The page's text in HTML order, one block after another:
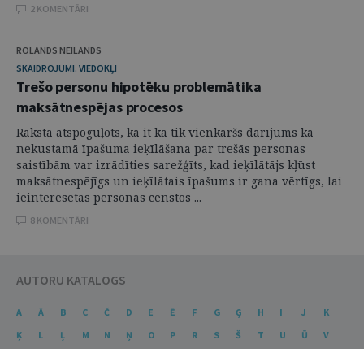
2 KOMENTĀRI
ROLANDS NEILANDS
SKAIDROJUMI. VIEDOKĻI
Trešo personu hipotēku problemātika
maksātnespējas procesos
Rakstā atspoguļots, ka it kā tik vienkāršs darījums kā
nekustamā īpašuma ieķīlāšana par trešās personas
saistībām var izrādīties sarežģīts, kad ieķīlātājs kļūst
maksātnespējīgs un ieķīlātais īpašums ir gana vērtīgs, lai
ieinteresētās personas censtos ...
8 KOMENTĀRI
AUTORU KATALOGS
A Ā B C Č D E Ē F G Ģ H I J
K
Ķ
L Ļ M N Ņ O P R S Š T U Ū
V